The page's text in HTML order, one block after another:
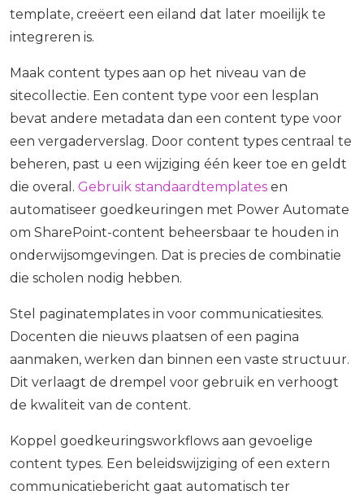
template, creëert een eiland dat later moeilijk te
integreren is.
Maak content types aan op het niveau van de
sitecollectie. Een content type voor een lesplan
bevat andere metadata dan een content type voor
een vergaderverslag. Door content types centraal te
beheren, past u een wijziging één keer toe en geldt
die overal. Gebruik standaardtemplates en
automatiseer goedkeuringen met Power Automate
om SharePoint-content beheersbaar te houden in
onderwijsomgevingen. Dat is precies de combinatie
die scholen nodig hebben.
Stel paginatemplates in voor communicatiesites.
Docenten die nieuws plaatsen of een pagina
aanmaken, werken dan binnen een vaste structuur.
Dit verlaagt de drempel voor gebruik en verhoogt
de kwaliteit van de content.
Koppel goedkeuringsworkflows aan gevoelige
content types. Een beleidswijziging of een extern
communicatiebericht gaat automatisch ter